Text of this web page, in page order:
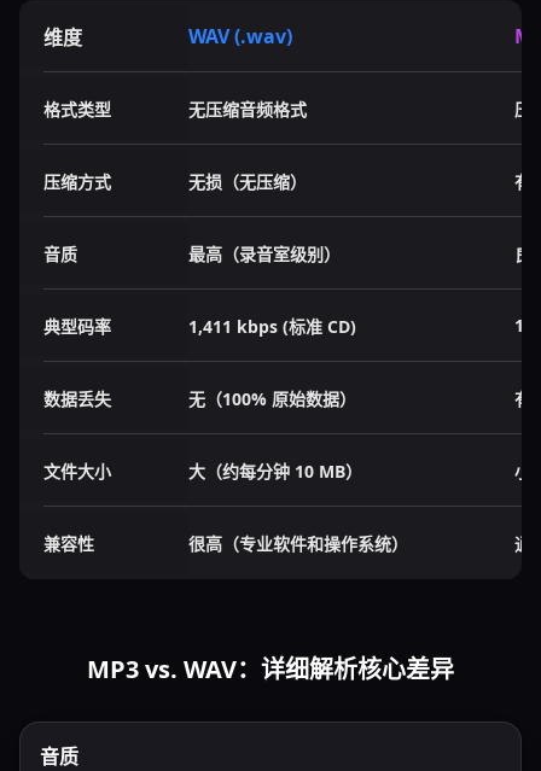
维度 WAV (.wav)
格式类型 无压缩音频格式 压
压缩方式 无损（无压缩） 有
音质 最高（录音室级别） 良
典型码率 1,411 kbps (标准 CD)
数据丢失 无（100% 原始数据） 有
文件大小 大（约每分钟 10 MB） 小
兼容性 很高（专业软件和操作系统） 通
MP3 vs. WAV：详细解析核心差异
音质